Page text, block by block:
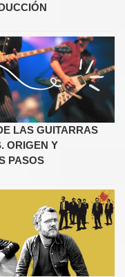
LAS GUITARRAS
ORIGEN Y
PASOS